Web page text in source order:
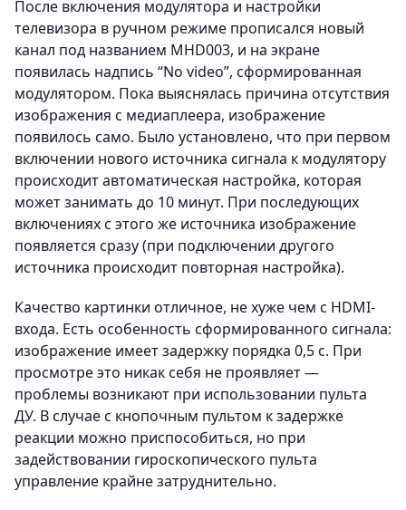
После включения модулятора и настройки
телевизора в ручном режиме прописался новый
канал под названием MHD003, и на экране
появилась надпись “No video”, сформированная
модулятором. Пока выяснялась причина отсутствия
изображения с медиаплеера, изображение
появилось само. Было установлено, что при первом
включении нового источника сигнала к модулятору
происходит автоматическая настройка, которая
может занимать до 10 минут. При последующих
включениях с этого же источника изображение
появляется сразу (при подключении другого
источника происходит повторная настройка).
Качество картинки отличное, не хуже чем с HDMI-
входа. Есть особенность сформированного сигнала:
изображение имеет задержку порядка 0,5 с. При
просмотре это никак себя не проявляет —
проблемы возникают при использовании пульта
ДУ. В случае с кнопочным пультом к задержке
реакции можно приспособиться, но при
задействовании гироскопического пульта
управление крайне затруднительно.